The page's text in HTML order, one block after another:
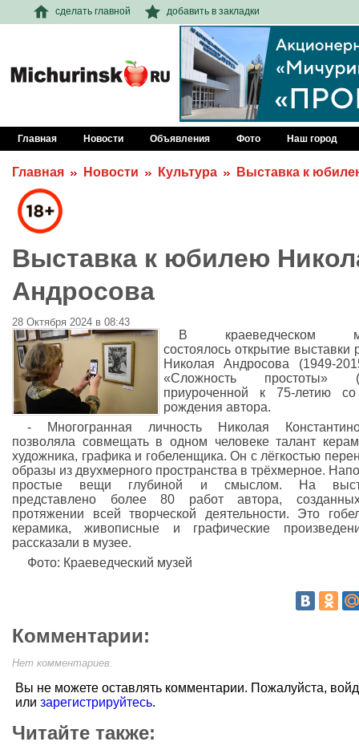
сделать главной добавить в закладки
Главная Новости Объявления Фото Наш город
Главная Новости Культура Выставка к
Выставка к юбилею
Андросова
28 Октября 2024 в 08:43
В краеведческом
состоялось открытие выставки
Николая Андросова (1949-
«Сложность простоты»
приуроченной к 75-летию
рождения автора.
- Многогранная личность Николая
позволяла совмещать в одном человеке талант
художника, графика и гобеленщика. Он с лёгкостью
образы из двухмерного пространства в трёхмерное.
простые вещи глубиной и смыслом. На
представлено более 80 работ автора,
протяжении всей творческой деятельности. Это
керамика, живописные и графические
рассказали в музее.
Фото: Краеведческий музей
Комментарии:
Нет комментариев.
Вы не можете оставлять комментарии. Пожалуйста,
или зарегистрируйтесь.
Читайте также: